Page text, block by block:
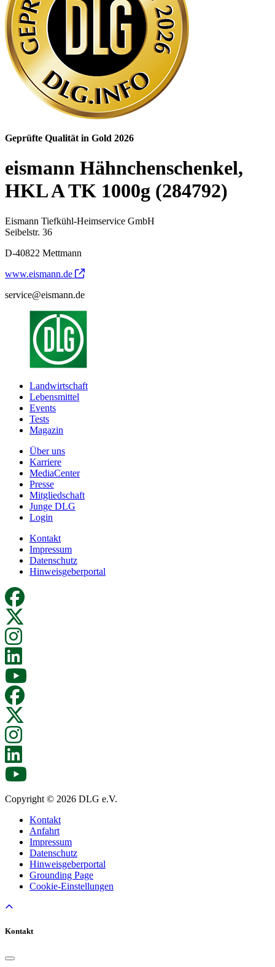
Geprüfte Qualität in Gold 2026
eismann Hähnchenschenkel,
HKL A TK 1000g (284792)
Eismann Tiefkühl-Heimservice GmbH
Seibelstr. 36
D-40822 Mettmann
www.eismann.de
service@eismann.de
Landwirtschaft
Lebensmittel
Events
Tests
Magazin
Über uns
Karriere
MediaCenter
Presse
Mitgliedschaft
Junge DLG
Login
Kontakt
Impressum
Datenschutz
Hinweisgeberportal
Copyright © 2026 DLG e.V.
Kontakt
Anfahrt
Impressum
Datenschutz
Hinweisgeberportal
Grounding Page
Cookie-Einstellungen
Kontakt